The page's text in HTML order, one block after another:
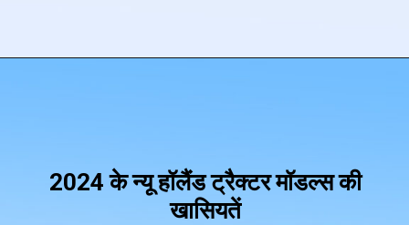
2024 के न्यू हॉलैंड ट्रैक्टर मॉडल्स की
खासियतें